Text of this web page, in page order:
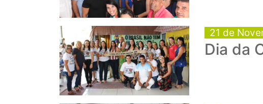
21 de
Dia da